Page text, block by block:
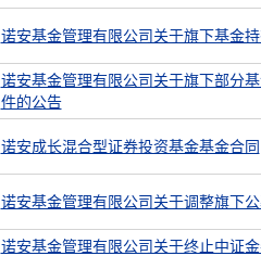
诺安基金管理有限公司关于旗下基金
诺安基金管理有限公司关于旗下部分
件的公告
诺安成长混合型证券投资基金基金合同
诺安基金管理有限公司关于调整旗下
诺安基金管理有限公司关于终止中证